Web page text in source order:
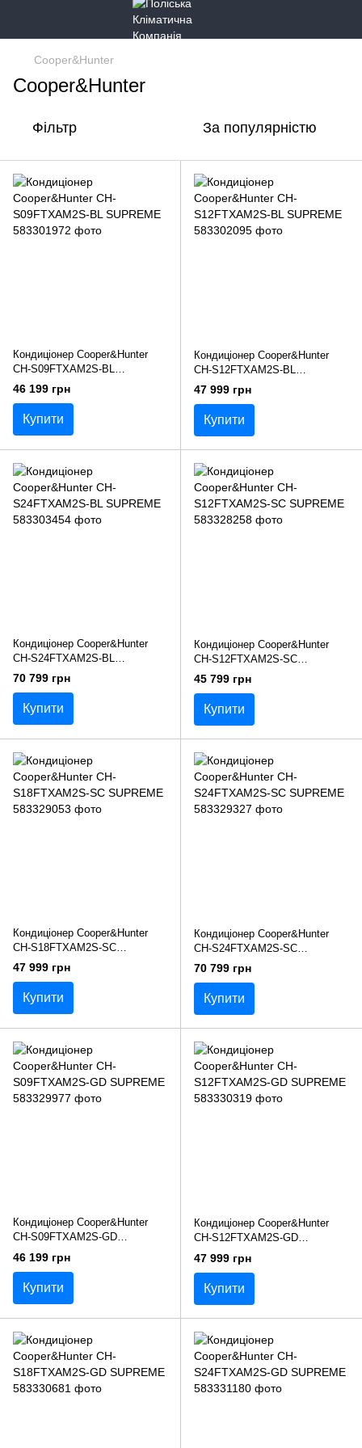
Cooper&Hunter
Cooper&Hunter
Фільтр За популярністю
Кондиціонер Cooper&Hunter
CH-S09FTXAM2S-BL
SUPREME
46 199 грн
Купити
Кондиціонер Cooper&Hunter
CH-S12FTXAM2S-BL
SUPREME
47 999 грн
Купити
Кондиціонер Cooper&Hunter
CH-S24FTXAM2S-BL
SUPREME
70 799 грн
Купити
Кондиціонер Cooper&Hunter
CH-S12FTXAM2S-SC
SUPREME
45 799 грн
Купити
Кондиціонер Cooper&Hunter
CH-S18FTXAM2S-SC
SUPREME
47 999 грн
Купити
Кондиціонер Cooper&Hunter
CH-S24FTXAM2S-SC
SUPREME
70 799 грн
Купити
Кондиціонер Cooper&Hunter
CH-S09FTXAM2S-GD
SUPREME
46 199 грн
Купити
Кондиціонер Cooper&Hunter
CH-S12FTXAM2S-GD
SUPREME
47 999 грн
Купити